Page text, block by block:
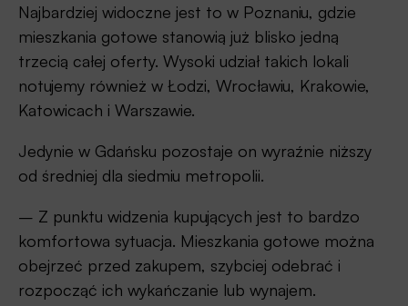
Najbardziej widoczne jest to w Poznaniu, gdzie
mieszkania gotowe stanowią już blisko jedną
trzecią całej oferty. Wysoki udział takich lokali
notujemy również w Łodzi, Wrocławiu, Krakowie,
Katowicach i Warszawie.
Jedynie w Gdańsku pozostaje on wyraźnie niższy
od średniej dla siedmiu metropolii.
– Z punktu widzenia kupujących jest to bardzo
komfortowa sytuacja. Mieszkania gotowe można
obejrzeć przed zakupem, szybciej odebrać i
rozpocząć ich wykańczanie lub wynajem.